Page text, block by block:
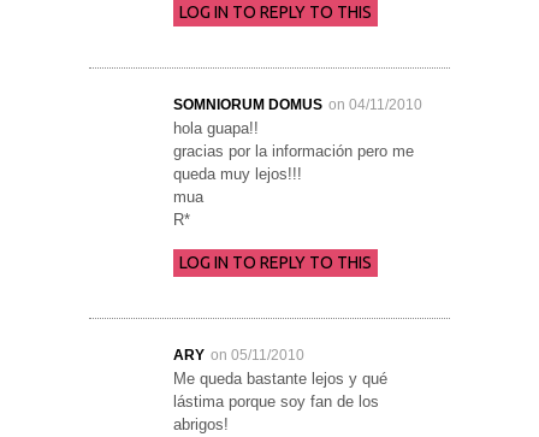
LOG IN TO REPLY TO THIS
SOMNIORUM DOMUS on 04/11/2010
hola guapa!!
gracias por la información pero me
queda muy lejos!!!
mua
R*
LOG IN TO REPLY TO THIS
ARY on 05/11/2010
Me queda bastante lejos y qué
lástima porque soy fan de los
abrigos!